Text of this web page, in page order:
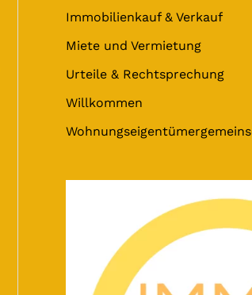
Immobilienkauf & Verkauf
Miete und Vermietung
Urteile & Rechtsprechung
Willkommen